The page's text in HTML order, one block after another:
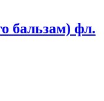
бальзам) фл.